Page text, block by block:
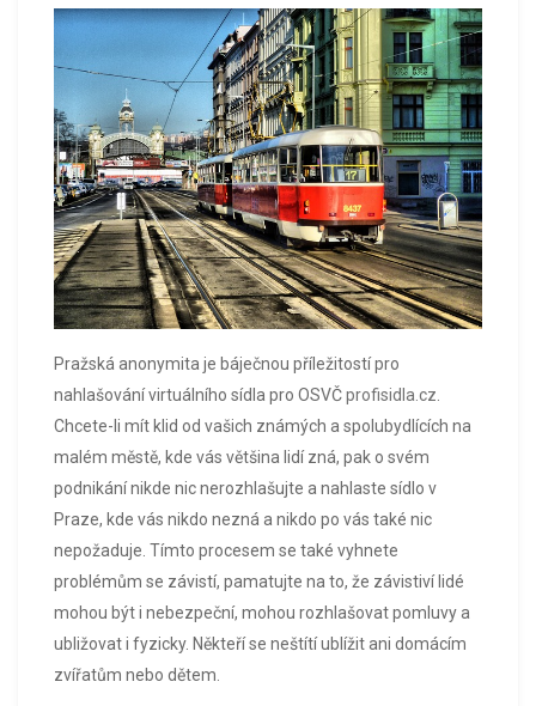
Pražská anonymita je báječnou příležitostí pro
nahlašování virtuálního sídla pro OSVČprofisidla.cz
Chcete-li mít klid od vašich známých a spolubydlících na
malém městě, kde vás většina lidí zná, pak o svém
podnikání nikde nic nerozhlašujte a nahlaste sídlo v
Praze, kde vás nikdo nezná a nikdo po vás také nic
nepožaduje. Tímto procesem se také vyhnete
problémům se závistí, pamatujte na to, že závistiví lidé
mohou být i nebezpeční, mohou rozhlašovat pomluvy a
ubližovat i fyzicky. Někteří se neštítí ublížit ani domácím
zvířatům nebo dětem.